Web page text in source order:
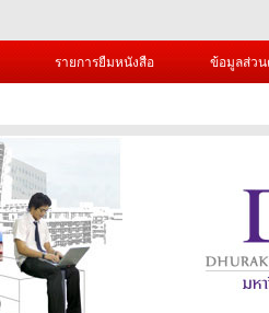
รายการยืมหนังสือ ข้อมูลส่ว